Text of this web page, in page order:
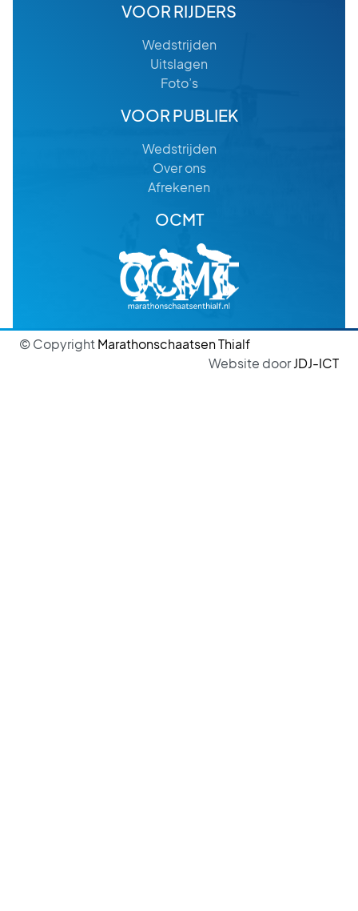
VOOR RIJDERS
Wedstrijden
Uitslagen
Foto’s
VOOR PUBLIEK
Wedstrijden
Over ons
Afrekenen
OCMT
© CopyrightMarathonschaatsen Thialf
Website doorJDJ-ICT